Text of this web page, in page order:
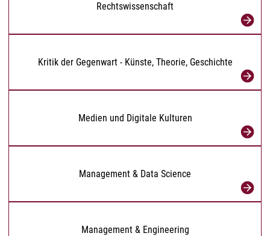
Rechtswissenschaft
Kritik der Gegenwart - Künste, Theorie, Geschichte
Medien und Digitale Kulturen
Management & Data Science
Management & Engineering